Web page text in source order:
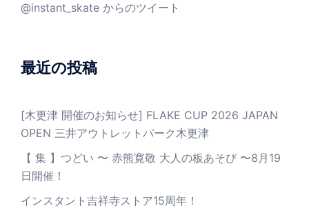
@instant_skate からのツイート
最近の投稿
[木更津 開催のお知らせ] FLAKE CUP 2026 JAPAN
OPEN 三井アウトレットパーク木更津
【 集 】つどい 〜 赤熊寛敬 大人の板あそび 〜8月19
日開催！
インスタント吉祥寺ストア15周年！